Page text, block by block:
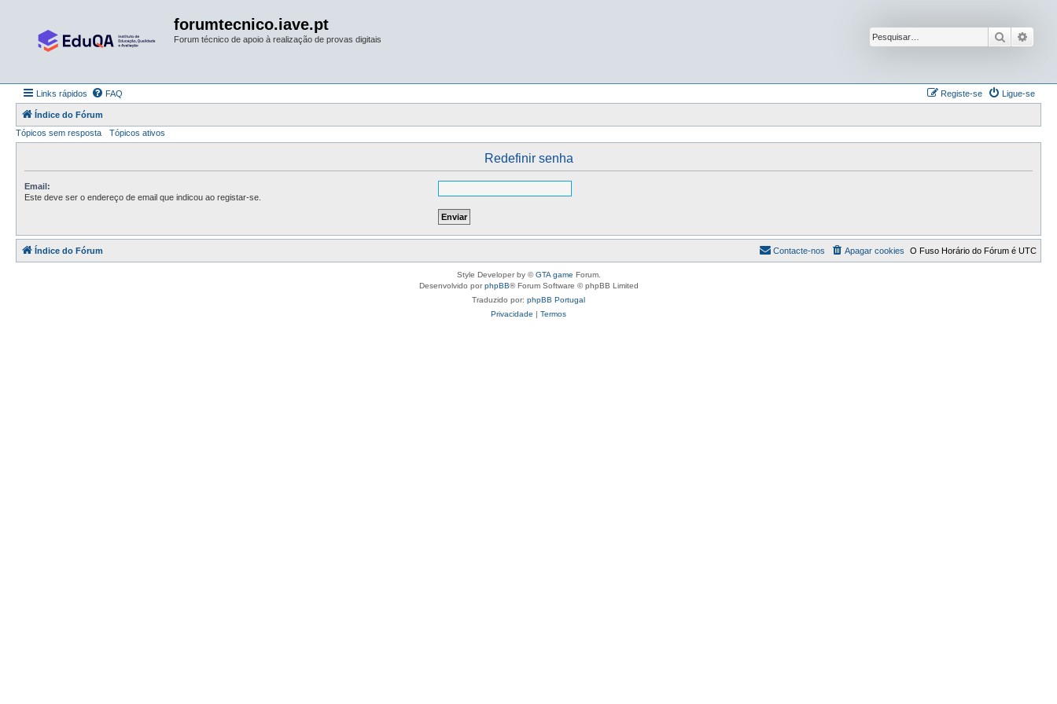
forumtecnico.iave.pt
Forum técnico de apoio à realização de provas digitais Pesquisar
Links rápidos FAQ Ligue-se
Registe-se
Índice do Fórum
Tópicos sem resposta
Tópicos ativos
Redefinir senha
Email:
Este deve ser o endereço de email que indicou ao registar-se.
Índice do Fórum O Fuso Horário do Fórum é UTC
Apagar cookies
Contacte-nos
Style Developer by ©GTA game Forum.
Desenvolvido porphpBB® Forum Software © phpBB Limited
Traduzido por: phpBB Portugal
Privacidade | Termos